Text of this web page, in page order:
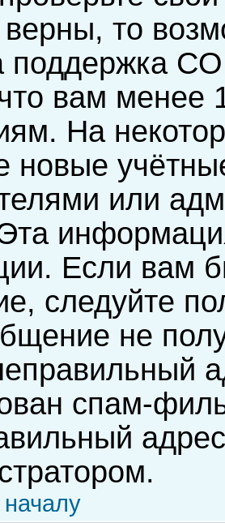
то
поддержка
вам менее
На
новые
или
Если вам
следуйте
не
спам-